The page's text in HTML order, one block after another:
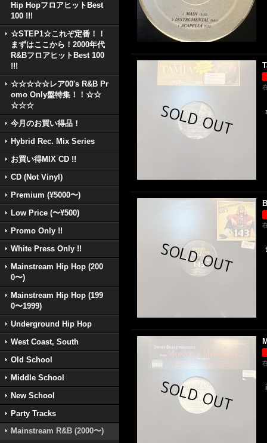
Hip HopフロアヒットBest
100 !!!
☆STEP1☆これぞ定番！！
まずはここから！2000年代
R&BフロアヒットBest 100
!!!
☆☆☆☆☆レア00's R&B Pr
omo Only盤特集！！☆☆
☆☆☆
今月のお買い得品！
Hybrid Rec. Mix Series
お買い得MIX CD !!
CD (Not Vinyl)
Premium (¥5000〜)
Low Price (〜¥500)
Promo Only !!
White Press Only !!
Mainstream Hip Hop (200
0〜)
Mainstream Hip Hop (199
0〜1999)
Underground Hip Hop
West Coast, South
Old School
Middle School
New School
Party Tracks
Mainstream R&B (2000〜)